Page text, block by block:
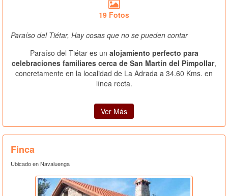
19 Fotos
Paraíso del Tiétar, Hay cosas que no se pueden contar
Paraíso del Tiétar es un alojamiento perfecto para
celebraciones familiares cerca de San Martín del Pimpollar,
concretamente en la localidad de La Adrada a 34.60 Kms. en
línea recta.
Ver Más
Finca
Ubicado en Navaluenga